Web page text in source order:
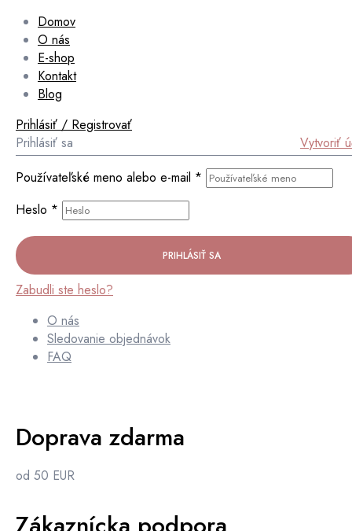
Domov
O nás
E-shop
Kontakt
Blog
Prihlásiť / Registrovať
Prihlásiť sa
Vytvoriť
Používateľské meno alebo e-mail *
Heslo *
PRIHLÁSIŤ SA
Zabudli ste heslo?
O nás
Sledovanie objednávok
FAQ
Doprava zdarma
od 50 EUR